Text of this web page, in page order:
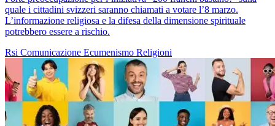
quale i cittadini svizzeri saranno chiamati a votare l’8 marzo.
L’informazione religiosa e la difesa della dimensione spirituale
potrebbero essere a rischio.
Rsi Comunicazione Ecumenismo Religioni